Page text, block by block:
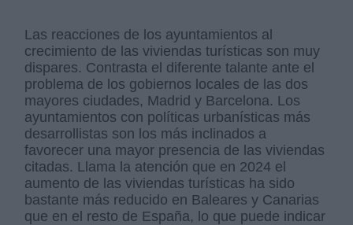
Las reacciones de los ayuntamientos al
crecimiento de las viviendas turísticas son muy
dispares. Contrasta el diferente talante ante el
problema de los gobiernos locales de las dos
mayores ciudades, Madrid y Barcelona. Los
ayuntamientos con políticas urbanísticas más
desarrollistas son los más inclinados a
favorecer una mayor presencia de las viviendas
citadas. Llama la atención que en 2024 el
aumento de las viviendas turísticas ha sido
bastante más reducido en Baleares y Canarias
que en el resto de España, lo que puede indicar